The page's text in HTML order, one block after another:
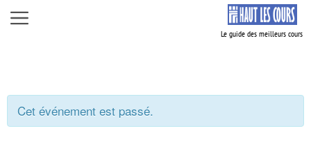
Aller
au
Menu
Cet événement est passé.